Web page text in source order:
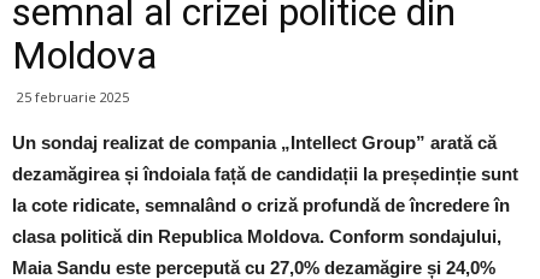
semnal al crizei politice din
Moldova
25 februarie 2025
Un sondaj realizat de compania „Intellect Group” arată că
dezamăgirea și îndoiala față de candidații la președinție sunt
la cote ridicate, semnalând o criză profundă de încredere în
clasa politică din Republica Moldova. Conform sondajului,
Maia Sandu este percepută cu 27,0% dezamăgire și 24,0%